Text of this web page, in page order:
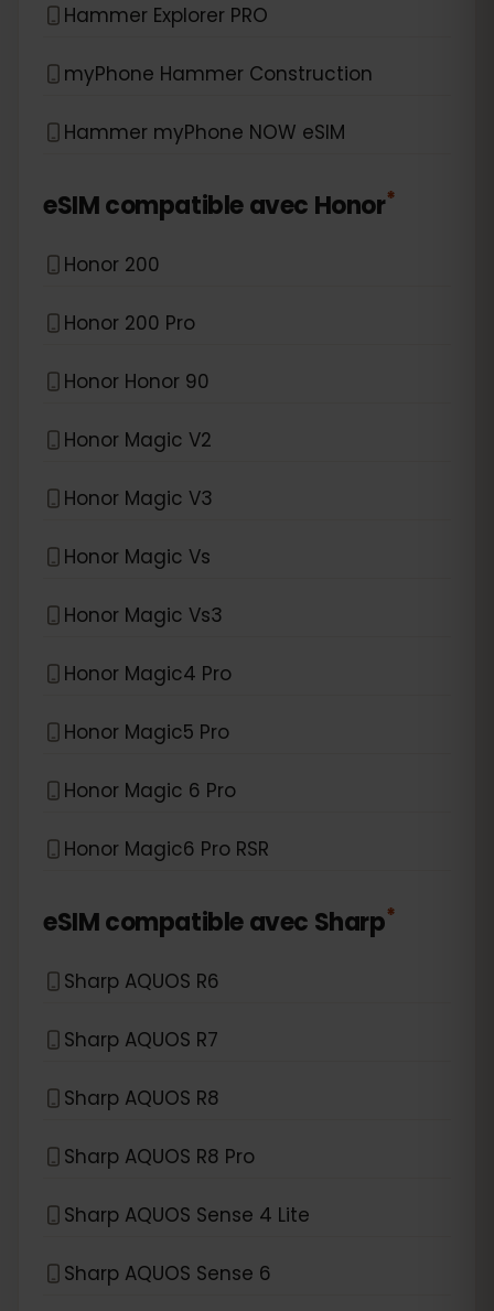
Hammer Explorer PRO
myPhone Hammer Construction
Hammer myPhone NOW eSIM
eSIM compatible avec Honor*
Honor 200
Honor 200 Pro
Honor Honor 90
Honor Magic V2
Honor Magic V3
Honor Magic Vs
Honor Magic Vs3
Honor Magic4 Pro
Honor Magic5 Pro
Honor Magic 6 Pro
Honor Magic6 Pro RSR
eSIM compatible avec Sharp*
Sharp AQUOS R6
Sharp AQUOS R7
Sharp AQUOS R8
Sharp AQUOS R8 Pro
Sharp AQUOS Sense 4 Lite
Sharp AQUOS Sense 6